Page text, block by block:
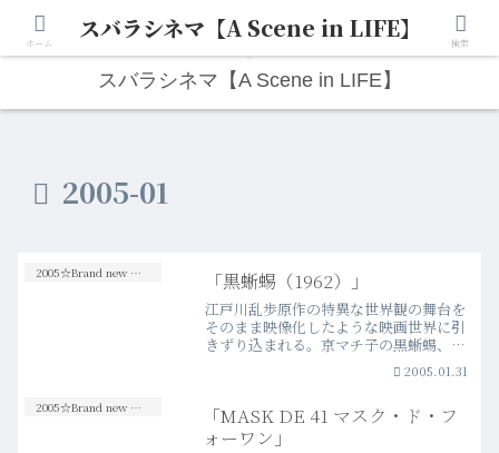
人生は“ひとりごと”から始まる。映画と写真と日々のこと。
スバラシネマ【A Scene in LIFE】
2005-01
2005☆Brand new Movies 「黒蜥蜴（1962）」
江戸川乱歩原作の特異な世界観の舞台を
そのまま映像化したような映画世界に引
きずり込まれる。京マチ子の黒蜥蜴、大
木実の明智小五郎それぞれの神妙でどこ
かセクシーな語り口に陶酔する。……
らく手放しで絶賛したであろ…more
2005.01.31
2005☆Brand new Movies
「MASK DE 41 マスク・ド・フ
ォーワン」
ホーム スバラシネマ【A Scene in LIFE】 検索